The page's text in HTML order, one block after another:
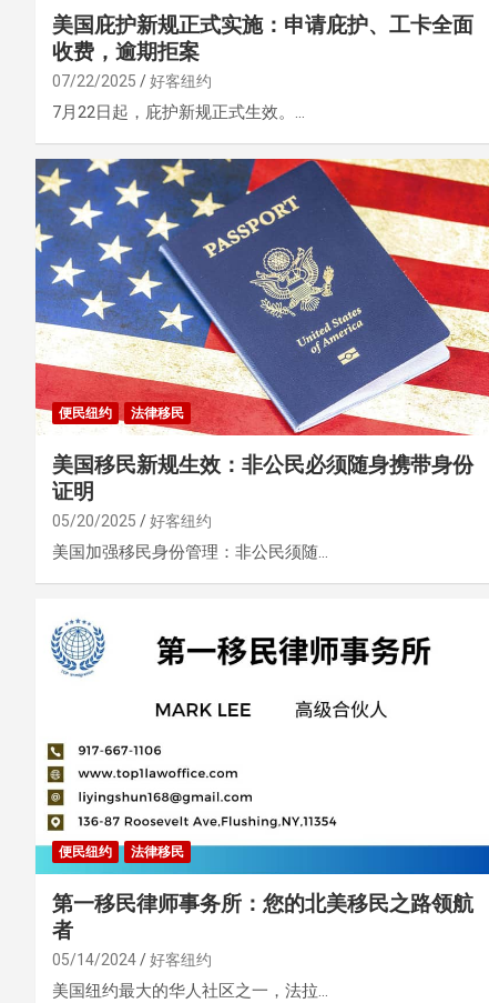
美国庇护新规正式实施：申请庇护、工卡全面
收费，逾期拒案
07/22/2025 好客纽约
7月22日起，庇护新规正式生效。…
便民纽约 法律移民
美国移民新规生效：非公民必须随身携带身份
证明
05/20/2025 好客纽约
美国加强移民身份管理：非公民须随…
便民纽约 法律移民
第一移民律师事务所：您的北美移民之路领航
者
05/14/2024 好客纽约
美国纽约最大的华人社区之一，法拉…